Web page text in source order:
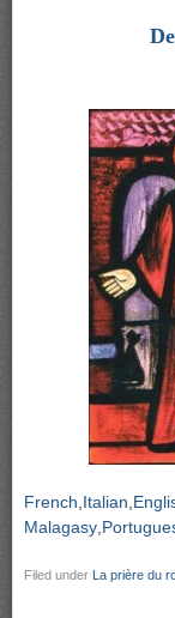
French Italian
Malagasy
Filed under La prière du